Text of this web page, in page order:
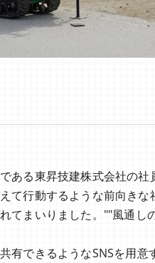
ある東昇技建株式会社の
て行動するような前向き
てまいりました。""風通
有できるようなSNSを用